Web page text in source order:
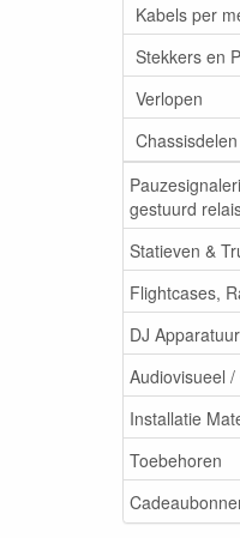
Kabels per
Stekkers en
Verlopen
Chassisdelen
gestuurd
Statieven &
Flightcases,
DJ Apparatuur
Audiovisueel
Installatie
Toebehoren